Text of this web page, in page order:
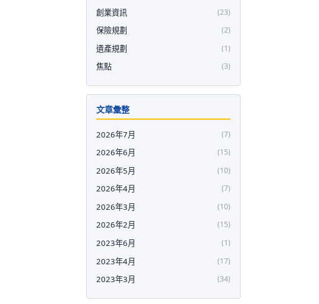
創業資訊 (23)
保險規劃 (2)
遺產規劃 (1)
焦點 (3)
文章彙整
2026年7月 (7)
2026年6月 (15)
2026年5月 (10)
2026年4月 (7)
2026年3月 (10)
2026年2月 (15)
2023年6月 (1)
2023年4月 (17)
2023年3月 (34)